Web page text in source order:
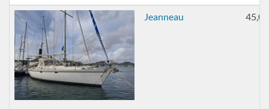
Jeanneau